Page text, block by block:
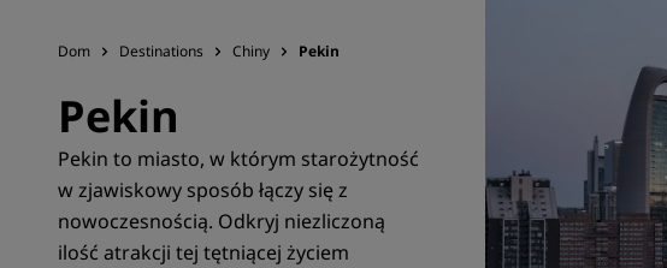
Dom Destinations Chiny Pekin
Pekin
Pekin to miasto, w którym starożytność
w zjawiskowy sposób łączy się z
nowoczesnością. Odkryj niezliczoną
ilość atrakcji tej tętniącej życiem